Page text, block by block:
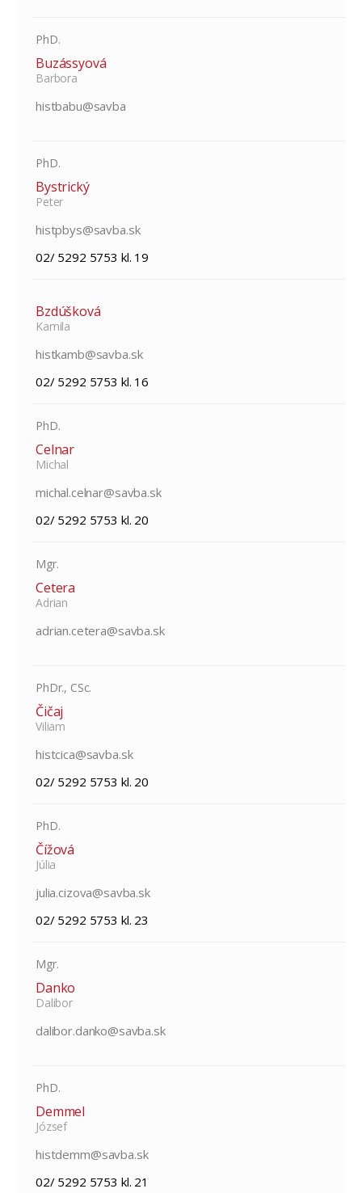
PhD.
Buzássyová
Barbora
histbabu@savba
PhD.
Bystrický
Peter
histpbys@savba.sk
02/ 5292 5753 kl. 19
Bzdúšková
Kamila
histkamb@savba.sk
02/ 5292 5753 kl. 16
PhD.
Celnar
Michal
michal.celnar@savba.sk
02/ 5292 5753 kl. 20
Mgr.
Cetera
Adrian
adrian.cetera@savba.sk
PhDr., CSc.
Čičaj
Viliam
histcica@savba.sk
02/ 5292 5753 kl. 20
PhD.
Čížová
Júlia
julia.cizova@savba.sk
02/ 5292 5753 kl. 23
Mgr.
Danko
Dalibor
dalibor.danko@savba.sk
PhD.
Demmel
József
histdemm@savba.sk
02/ 5292 5753 kl. 21